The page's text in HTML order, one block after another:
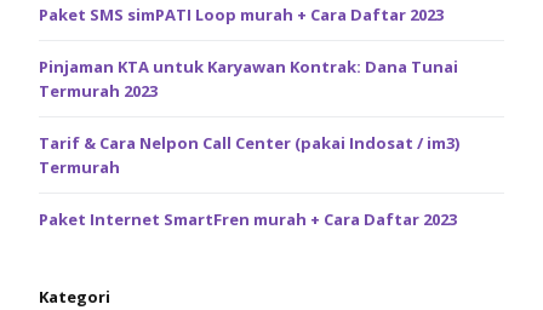
Paket SMS simPATI Loop murah + Cara Daftar 2023
Pinjaman KTA untuk Karyawan Kontrak: Dana Tunai
Termurah 2023
Tarif & Cara Nelpon Call Center (pakai Indosat / im3)
Termurah
Paket Internet SmartFren murah + Cara Daftar 2023
Kategori